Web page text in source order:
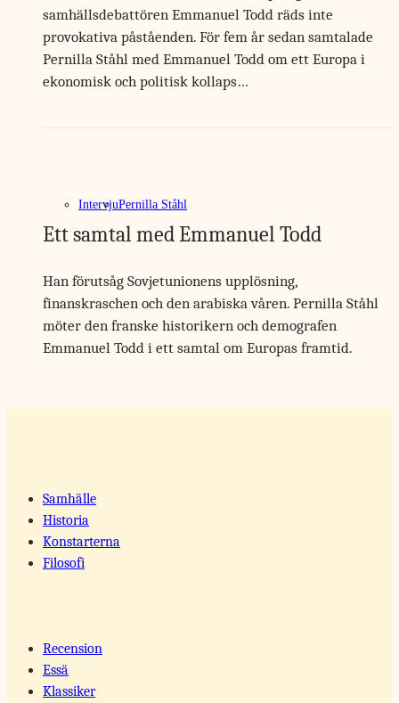
samhällsdebattören Emmanuel Todd räds inte
provokativa påståenden. För fem år sedan samtalade
Pernilla Ståhl med Emmanuel Todd om ett Europa i
ekonomisk och politisk kollaps…
IntervjuPernilla Ståhl
Ett samtal med Emmanuel Todd
Han förutsåg Sovjet­unionens upplösning,
finanskraschen och den arabiska våren. Pernilla Ståhl
möter den franske historikern och demografen
Emmanuel Todd i ett samtal om Europas framtid.
Samhälle
Historia
Konstarterna
Filosofi
Recension
Essä
Klassiker